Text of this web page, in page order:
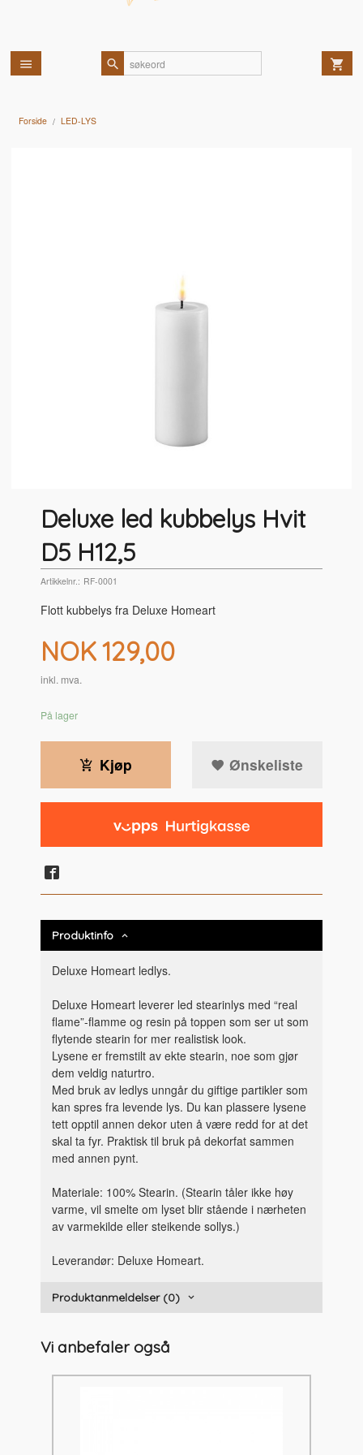
Forside LED-LYS
Deluxe led kubbelys Hvit
D5 H12,5
Artikkelnr.: RF-0001
Flott kubbelys fra Deluxe Homeart
Pris
NOK129,00
inkl. mva.
På lager
Kjøp Ønskeliste
Produktinfo
Deluxe Homeart ledlys.
Deluxe Homeart leverer led stearinlys med “real
flame”-flamme og resin på toppen som ser ut som
flytende stearin for mer realistisk look.
Lysene er fremstilt av ekte stearin, noe som gjør
dem veldig naturtro.
Med bruk av ledlys unngår du giftige partikler som
kan spres fra levende lys. Du kan plassere lysene
tett opptil annen dekor uten å være redd for at det
skal ta fyr. Praktisk til bruk på dekorfat sammen
med annen pynt.
Materiale: 100% Stearin. (Stearin tåler ikke høy
varme, vil smelte om lyset blir stående i nærheten
av varmekilde eller steikende sollys.)
Leverandør: Deluxe Homeart.
Produktanmeldelser (0)
Vi anbefaler også